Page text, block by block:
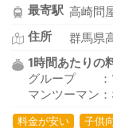
最寄駅 高崎問
住所
群馬県
1時間あたりの
グループ ：
マンツーマン
料金が安い 子供